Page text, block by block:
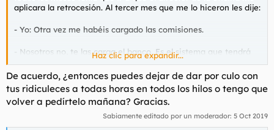
aplicara la retrocesión. Al tercer mes que me lo hiceron les dije:
- Yo: Otra vez me habéis cargado las comisiones.
- Nosotros no, te las carga el banco. Es el sistema que tendrá
un error con tu dni.
- De acuerdo, ¿y entonces puedes modificar eso en el sistema,
o voy a tener que venir el mes siguiente?
El tío se calla unos segundos, y dice:
Haz clic para expandir...
De acuerdo, ¿entonces puedes dejar de dar por culo con
tus ridiculeces a todas horas en todos los hilos o tengo que
volver a pedírtelo mañana? Gracias.
Sabiamente editado por un moderador: 5 Oct 2019